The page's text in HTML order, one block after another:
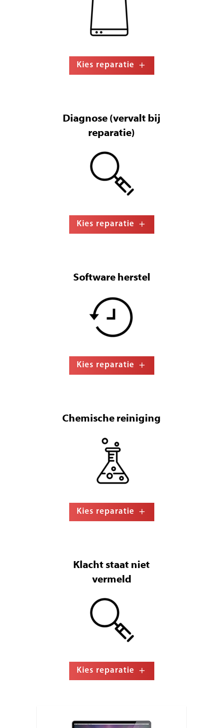
Kies reparatie
Diagnose (vervalt bij
reparatie)
Kies reparatie
Software herstel
Kies reparatie
Chemische reiniging
Kies reparatie
Klacht staat niet
vermeld
Kies reparatie